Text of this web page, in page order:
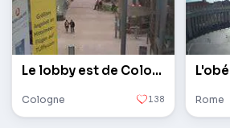
Le lobby est de Cologne / Bonn
Cologne 138 Rome